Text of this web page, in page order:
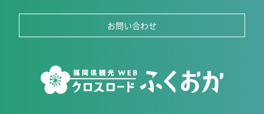
お問い合わせ